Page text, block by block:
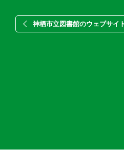
神栖市立図書館のウェブサイ